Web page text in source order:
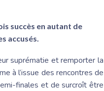
succès en autant de
accusés.
suprématie et remporter la
à l’issue des rencontres de
finales et de surcroît être